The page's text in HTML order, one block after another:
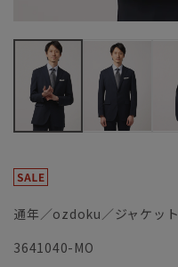
通年／ozdoku／ジャケット
3641040-MO